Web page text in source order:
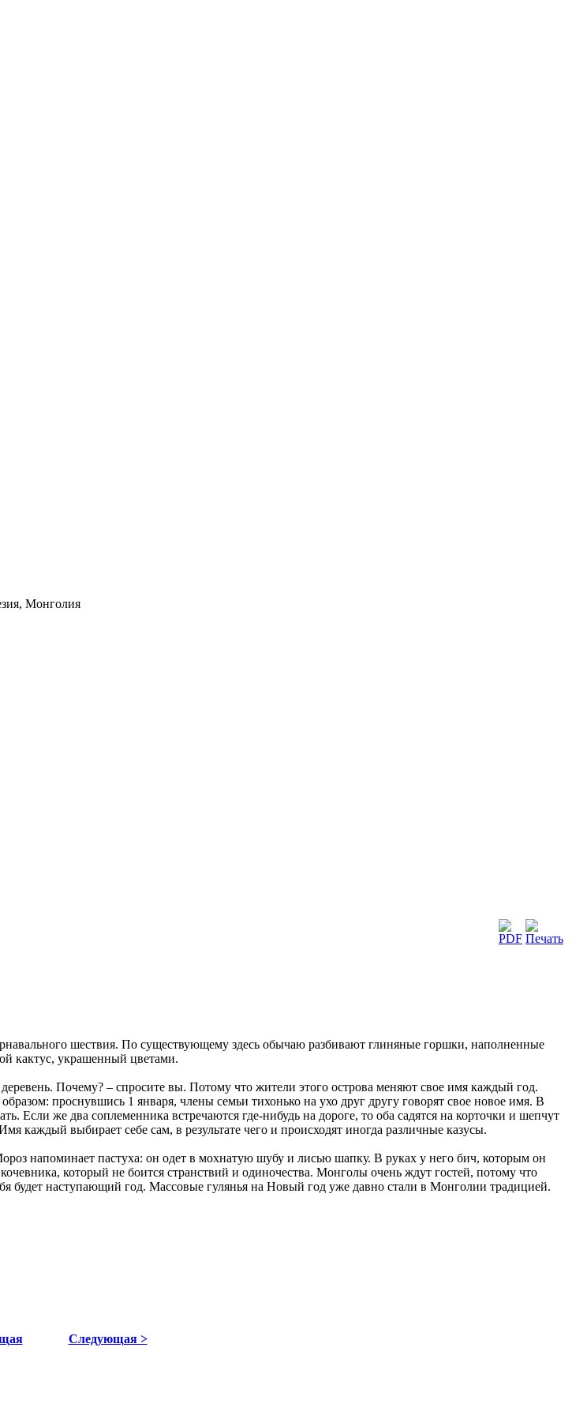
Монголия
шествия. По существующему здесь обычаю разбивают глиняные горшки, наполненные
кактус, украшенный цветами.
Почему? – спросите вы. Потому что жители этого острова меняют свое имя каждый год.
проснувшись 1 января, члены семьи тихонько на ухо друг другу говорят свое новое имя. В
Если же два соплеменника встречаются где-нибудь на дороге, то оба садятся на корточки и шепчут
каждый выбирает себе сам, в результате чего и происходят иногда различные казусы.
напоминает пастуха: он одет в мохнатую шубу и лисью шапку. В руках у него бич, которым он
который не боится странствий и одиночества. Монголы очень ждут гостей, потому что
будет наступающий год. Массовые гулянья на Новый год уже давно стали в Монголии традицией.
Следующая >